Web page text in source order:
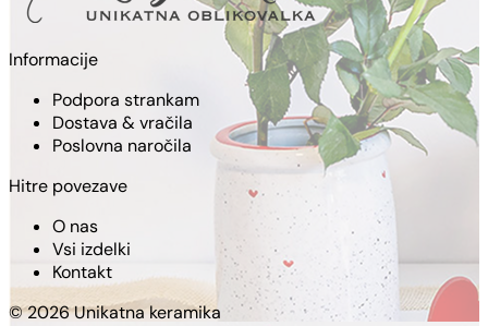
Informacije
Podpora strankam
Dostava & vračila
Poslovna naročila
Hitre povezave
O nas
Vsi izdelki
Kontakt
© 2026 Unikatna keramika